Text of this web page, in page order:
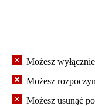
Możesz
Możesz
Możesz usunąć